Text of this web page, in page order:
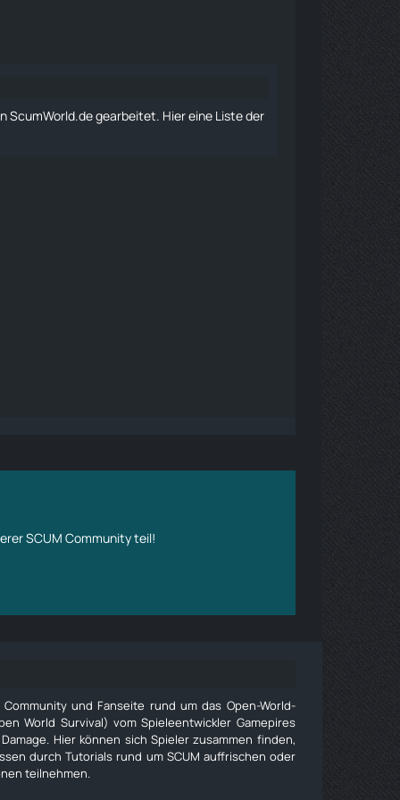
ScumWorld.de gearbeitet. Hier eine Liste der
SCUM Community teil!
und Fanseite rund um das Open-World-
World Survival) vom Spieleentwickler Gamepires
Hier können sich Spieler zusammen finden,
durch Tutorials rund um SCUM auffrischen oder
teilnehmen.